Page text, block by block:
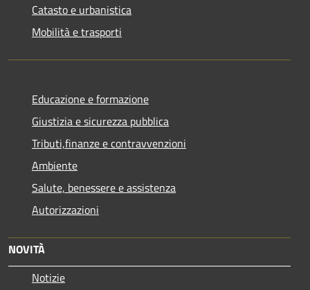
Catasto e urbanistica
Mobilità e trasporti
Educazione e formazione
Giustizia e sicurezza pubblica
Tributi,finanze e contravvenzioni
Ambiente
Salute, benessere e assistenza
Autorizzazioni
NOVITÀ
Notizie